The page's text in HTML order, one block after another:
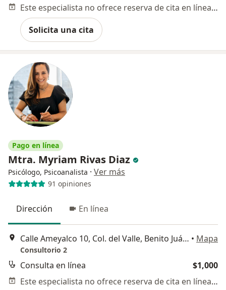
Este especialista no ofrece reserva de cita en línea en esta dirección.
Solicita una cita
Pago en línea
Mtra. Myriam Rivas Diaz
Psicólogo, Psicoanalista · Ver más
91 opiniones
Dirección En línea
Calle Ameyalco 10, Col. del Valle, Benito Juárez • Mapa
Consultorio 2
Consulta en línea
$1,000
Este especialista no ofrece reserva de cita en línea en esta dirección.